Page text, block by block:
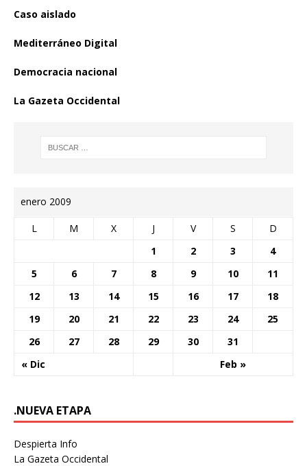
Caso aislado
Mediterráneo Digital
Democracia nacional
La Gazeta Occidental
enero 2009
L M X J V S D
« Dic Feb »
1 2 3
4
5
6 7 8 9 10
11
12
13 14 15 16 17
18
19
20 21 22 23 24
25
26
27 28 29 30 31
.NUEVA ETAPA
Despierta Info
La Gazeta Occidental